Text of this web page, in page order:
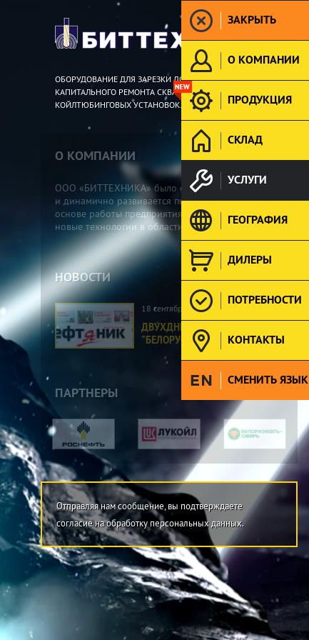
ОБОРУДОВАНИЕ ДЛЯ ЗАРЕЗКИ ДОПОЛНИТЕЛЬНЫХ СТВОЛОВ И
КАПИТАЛЬНОГО РЕМОНТА СКВАЖИН. ИНСТРУМЕНТ ДЛЯ
КОЙЛТЮБИНГОВЫХ УСТАНОВОК.
О КОМПАНИИ
ООО «БИТТЕХНИКА» было основано в 1996 году
и динамично развивается по настоящее время. В
основе работы предприятия лежат традиции и
новые технологии в области проектирования...
НОВОСТИ
18 сентября 2025
ДВУХДНЕВНЫЙ СЕМИНАР В ПО
"БЕЛОРУСНЕФТЬ"
ПАРТНЕРЫ
Отправляя нам сообщение, вы подтверждаете
согласие на обработку персональных данных.
ЗАКРЫТЬ
О КОМПАНИИ
ПРОДУКЦИЯ
СКЛАД
УСЛУГИ
ГЕОГРАФИЯ
ДИЛЕРЫ
ПОТРЕБНОСТИ
КОНТАКТЫ
СМЕНИТЬ ЯЗЫК